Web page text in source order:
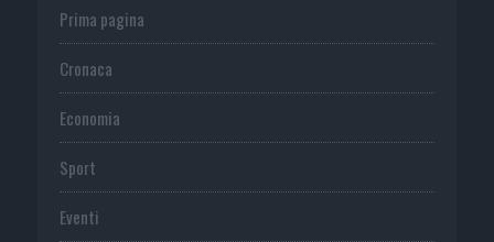
Prima pagina
Cronaca
Economia
Sport
Eventi